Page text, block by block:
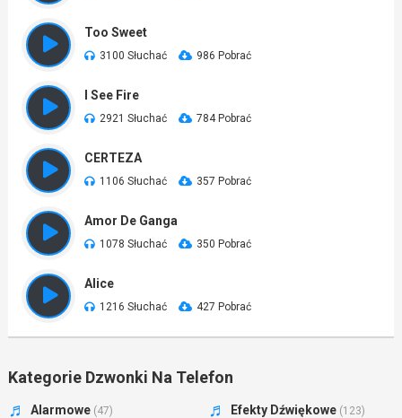
Too Sweet
3100 Słuchać 986 Pobrać
I See Fire
2921 Słuchać 784 Pobrać
CERTEZA
1106 Słuchać 357 Pobrać
Amor De Ganga
1078 Słuchać 350 Pobrać
Alice
1216 Słuchać 427 Pobrać
Kategorie Dzwonki Na Telefon
Alarmowe (47) Efekty Dźwiękowe (123)